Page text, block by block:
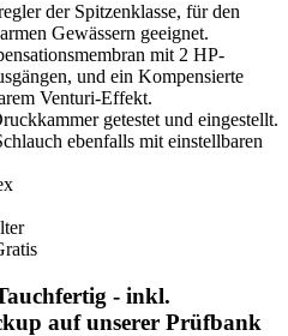
der Spitzenklasse, für den
Gewässern geeignet.
mit 2 HP-
und ein Kompensierte
Venturi-Effekt.
getestet und eingestellt.
ebenfalls mit einstellbaren
- inkl.
auf unserer Prüfbank